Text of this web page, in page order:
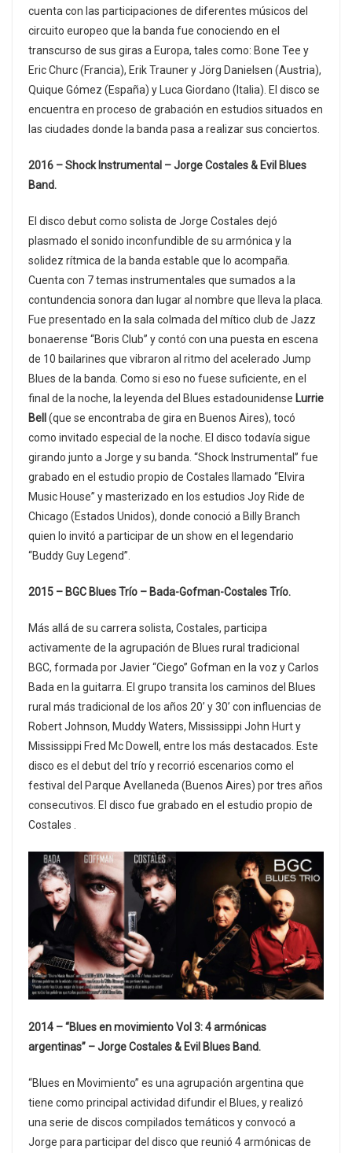
cuenta con las participaciones de diferentes músicos del
circuito europeo que la banda fue conociendo en el
transcurso de sus giras a Europa, tales como: Bone Tee y
Eric Churc (Francia), Erik Trauner y Jörg Danielsen (Austria),
Quique Gómez (España) y Luca Giordano (Italia). El disco se
encuentra en proceso de grabación en estudios situados en
las ciudades donde la banda pasa a realizar sus conciertos.
2016 – Shock Instrumental – Jorge Costales & Evil Blues
Band.
El disco debut como solista de Jorge Costales dejó
plasmado el sonido inconfundible de su armónica y la
solidez rítmica de la banda estable que lo acompaña.
Cuenta con 7 temas instrumentales que sumados a la
contundencia sonora dan lugar al nombre que lleva la placa.
Fue presentado en la sala colmada del mítico club de Jazz
bonaerense “Boris Club” y contó con una puesta en escena
de 10 bailarines que vibraron al ritmo del acelerado Jump
Blues de la banda. Como si eso no fuese suficiente, en el
final de la noche, la leyenda del Blues estadounidense Lurrie
Bell (que se encontraba de gira en Buenos Aires), tocó
como invitado especial de la noche. El disco todavía sigue
girando junto a Jorge y su banda. “Shock Instrumental” fue
grabado en el estudio propio de Costales llamado “Elvira
Music House” y masterizado en los estudios Joy Ride de
Chicago (Estados Unidos), donde conoció a Billy Branch
quien lo invitó a participar de un show en el legendario
“Buddy Guy Legend”.
2015 – BGC Blues Trío – Bada-Gofman-Costales Trío.
Más allá de su carrera solista, Costales, participa
activamente de la agrupación de Blues rural tradicional
BGC, formada por Javier “Ciego” Gofman en la voz y Carlos
Bada en la guitarra. El grupo transita los caminos del Blues
rural más tradicional de los años 20’ y 30’ con influencias de
Robert Johnson, Muddy Waters, Mississippi John Hurt y
Mississippi Fred Mc Dowell, entre los más destacados. Este
disco es el debut del trío y recorrió escenarios como el
festival del Parque Avellaneda (Buenos Aires) por tres años
consecutivos. El disco fue grabado en el estudio propio de
Costales .
2014 – “Blues en movimiento Vol 3: 4 armónicas
argentinas” – Jorge Costales & Evil Blues Band.
“Blues en Movimiento” es una agrupación argentina que
tiene como principal actividad difundir el Blues, y realizó
una serie de discos compilados temáticos y convocó a
Jorge para participar del disco que reunió 4 armónicas de